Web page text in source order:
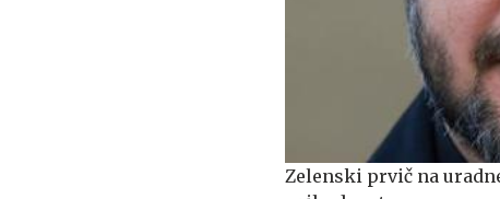
Zelenski prvič na